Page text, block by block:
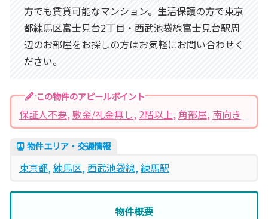
方でも賃貸可能なマンション。生活保護の方で東京
都練馬区富士見台2丁目・西武池袋線富士見台駅周
辺のお部屋をお探しの方はお気軽にお問い合わせく
ださい。
この物件のアピールポイント
保証人不要, 敷金/礼金無し, 2階以上, 角部屋, 南向き
物件エリア・交通情報
東京都, 練馬区, 西武池袋線, 練馬駅
物件概要